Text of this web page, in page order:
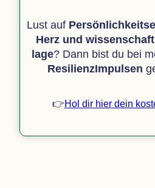
Lust auf
Herz und
lage? Dann bist du bei
Resi­li­en­z­Im­pul­sen
👉Hol dir hier dein